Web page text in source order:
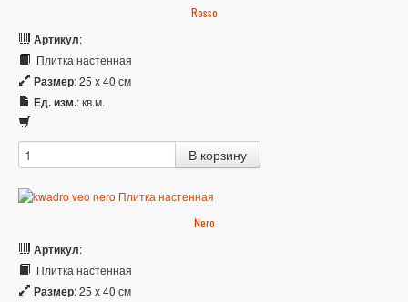
Rosso
Артикул:
Плитка настенная
Размер: 25 x 40 см
Ед. изм.: кв.м.
Nero
Артикул:
Плитка настенная
Размер: 25 x 40 см